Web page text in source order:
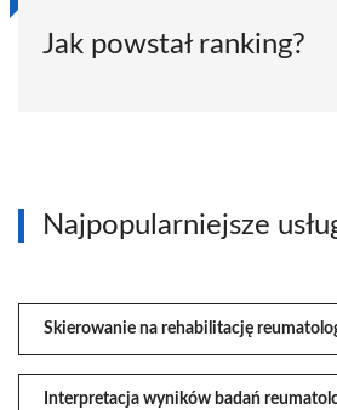
Jak powstał ranking?
Najpopularniejsze
Skierowanie na rehabilitację
Interpretacja wyników badań